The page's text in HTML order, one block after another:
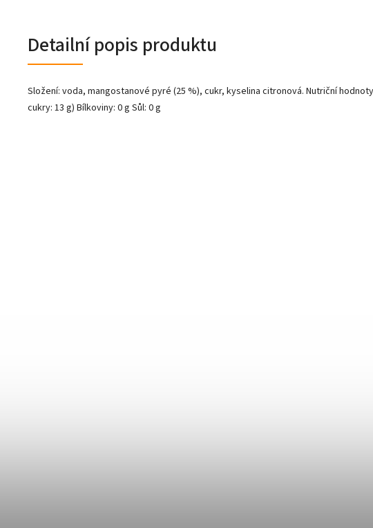
Detailní popis produktu
Složení: voda, mangostanové pyré (25 %), cukr, kyselina citronová. Nutriční
cukry: 13 g) Bílkoviny: 0 g Sůl: 0 g